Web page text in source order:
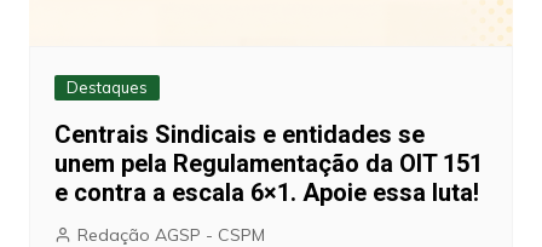
Destaques
Centrais Sindicais e entidades se
unem pela Regulamentação da OIT 151
e contra a escala 6×1. Apoie essa luta!
Redação AGSP - CSPM